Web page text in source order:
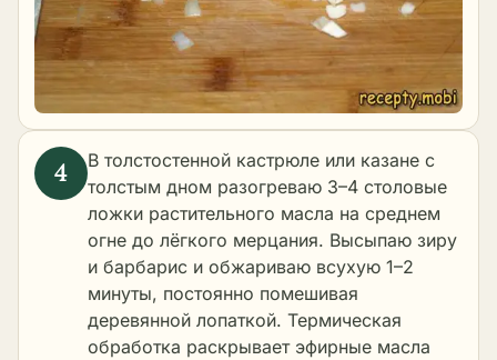
В толстостенной кастрюле или казане с
толстым дном разогреваю 3–4 столовые
ложки растительного масла на среднем
огне до лёгкого мерцания. Высыпаю зиру
и барбарис и обжариваю всухую 1–2
минуты, постоянно помешивая
деревянной лопаткой. Термическая
обработка раскрывает эфирные масла